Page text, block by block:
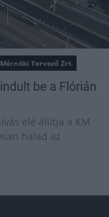
Tervező Zrt.
be a Flórián
elé állítja a KM
halad az